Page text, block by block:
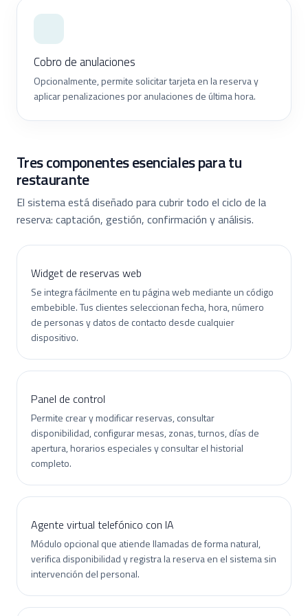
Cobro de anulaciones
Opcionalmente, permite solicitar tarjeta en la reserva y
aplicar penalizaciones por anulaciones de última hora.
Tres componentes esenciales para tu
restaurante
El sistema está diseñado para cubrir todo el ciclo de la
reserva: captación, gestión, confirmación y análisis.
Widget de reservas web
Se integra fácilmente en tu página web mediante un código
embebible. Tus clientes seleccionan fecha, hora, número
de personas y datos de contacto desde cualquier
dispositivo.
Panel de control
Permite crear y modificar reservas, consultar
disponibilidad, configurar mesas, zonas, turnos, días de
apertura, horarios especiales y consultar el historial
completo.
Agente virtual telefónico con IA
Módulo opcional que atiende llamadas de forma natural,
verifica disponibilidad y registra la reserva en el sistema sin
intervención del personal.